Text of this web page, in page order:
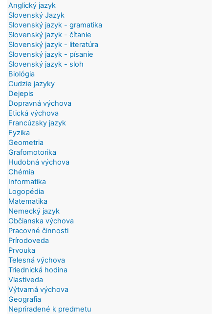
Anglický jazyk
Slovenský Jazyk
Slovenský jazyk - gramatika
Slovenský jazyk - čítanie
Slovenský jazyk - literatúra
Slovenský jazyk - písanie
Slovenský jazyk - sloh
Biológia
Cudzie jazyky
Dejepis
Dopravná výchova
Etická výchova
Francúzsky jazyk
Fyzika
Geometria
Grafomotorika
Hudobná výchova
Chémia
Informatika
Logopédia
Matematika
Nemecký jazyk
Občianska výchova
Pracovné činnosti
Prírodoveda
Prvouka
Telesná výchova
Triednická hodina
Vlastiveda
Výtvarná výchova
Geografia
Nepriradené k predmetu